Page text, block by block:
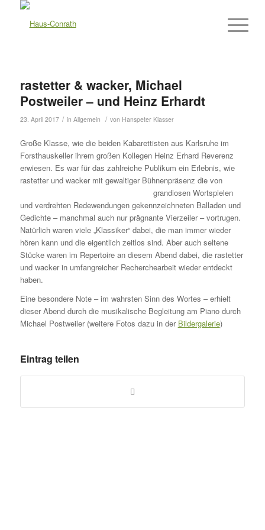
rastetter & wacker, Michael
Postweiler – und Heinz Erhardt
23. April 2017 / in Allgemein / von Hanspeter Klasser
Große Klasse, wie die beiden Kabarettisten aus Karlsruhe im
Forsthauskeller ihrem großen Kollegen Heinz Erhard Reverenz
erwiesen. Es war für das zahlreiche Publikum ein Erlebnis, wie
rastetter und wacker mit gewaltiger Bühnenpräsenz die von
grandiosen Wortspielen
und verdrehten Redewendungen gekennzeichneten Balladen und
Gedichte – manchmal auch nur prägnante Vierzeiler – vortrugen.
Natürlich waren viele „Klassiker“ dabei, die man immer wieder
hören kann und die eigentlich zeitlos sind. Aber auch seltene
Stücke waren im Repertoire an diesem Abend dabei, die rastetter
und wacker in umfangreicher Recherchearbeit wieder entdeckt
haben.
Eine besondere Note – im wahrsten Sinn des Wortes – erhielt
dieser Abend durch die musikalische Begleitung am Piano durch
Michael Postweiler (weitere Fotos dazu in der Bildergalerie)
Eintrag teilen